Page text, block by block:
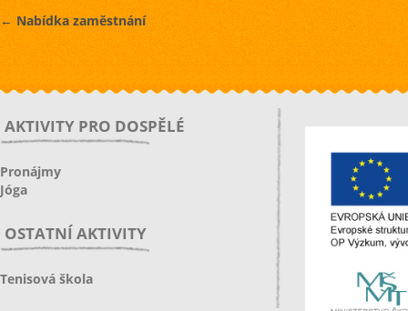
← Nabídka zaměstnání
AKTIVITY PRO DOSPĚLÉ
Pronájmy
Jóga
OSTATNÍ AKTIVITY
Tenisová škola